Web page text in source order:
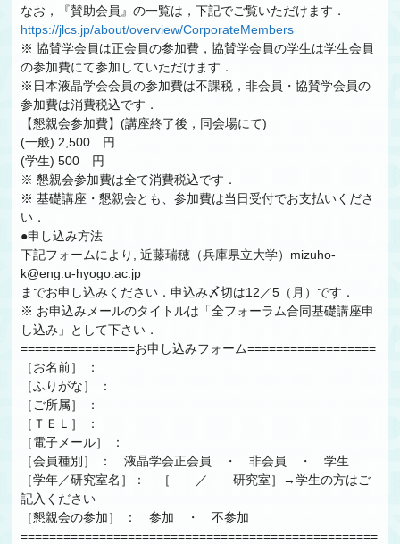
なお，『賛助会員』の一覧は，下記でご覧いただけます．
https://jlcs.jp/about/overview/CorporateMembers
※ 協賛学会員は正会員の参加費，協賛学会員の学生は学生会員
の参加費にて参加していただけます．
※日本液晶学会会員の参加費は不課税，非会員・協賛学会員の
参加費は消費税込です．
【懇親会参加費】(講座終了後，同会場にて)
(一般) 2,500 円
(学生) 500 円
※ 懇親会参加費は全て消費税込です．
※ 基礎講座・懇親会とも、参加費は当日受付でお支払いくださ
い．
●申し込み方法
下記フォームにより, 近藤瑞穂（兵庫県立大学）mizuho-
k@eng.u-hyogo.ac.jp
までお申し込みください．申込み〆切は12／5（月）です．
※ お申込みメールのタイトルは「全フォーラム合同基礎講座申
し込み」として下さい．
================お申し込みフォーム==================
［お名前］ ：
［ふりがな］ ：
［ご所属］ ：
［ＴＥＬ］ ：
［電子メール］ ：
［会員種別］ ： 液晶学会正会員 ・ 非会員 ・ 学生
［学年／研究室名］： ［ ／ 研究室］→学生の方はご
記入ください
［懇親会の参加］ ： 参加 ・ 不参加
==================================================